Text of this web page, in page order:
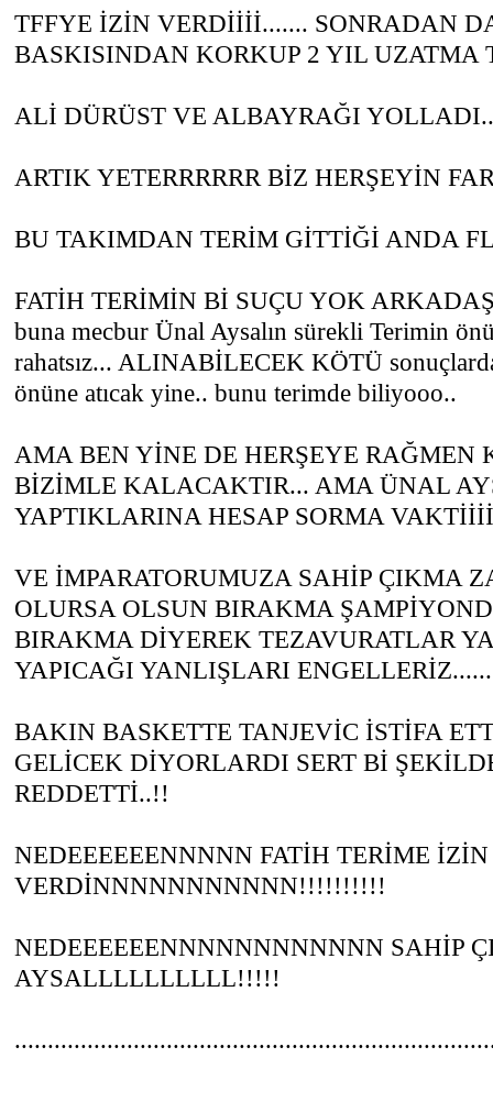
TFFYE İZİN VERDİİİİ....... SONRADAN
BASKISINDAN KORKUP 2 YIL UZATMA
ALİ DÜRÜST VE ALBAYRAĞI
ARTIK YETERRRRRR BİZ HERŞEYİN
BU TAKIMDAN TERİM GİTTİĞİ ANDA
FATİH TERİMİN Bİ SUÇU YOK
buna mecbur Ünal Aysalın sürekli Terimin
rahatsız... ALINABİLECEK KÖTÜ
önüne atıcak yine.. bunu terimde biliyooo..
AMA BEN YİNE DE HERŞEYE RAĞMEN
BİZİMLE KALACAKTIR... AMA ÜNAL
YAPTIKLARINA HESAP SORMA
VE İMPARATORUMUZA SAHİP ÇIKMA
OLURSA OLSUN BIRAKMA
BIRAKMA DİYEREK TEZAVURATLAR
YAPICAĞI YANLIŞLARI
BAKIN BASKETTE TANJEVİC İSTİFA
GELİCEK DİYORLARDI SERT Bİ
REDDETTİ..!!
NEDEEEEEENNNNN FATİH TERİME İZİN
VERDİNNNNNNNNNNN!!!!!!!!!!
NEDEEEEEENNNNNNNNNNNN SAHİP
AYSALLLLLLLLLL!!!!!